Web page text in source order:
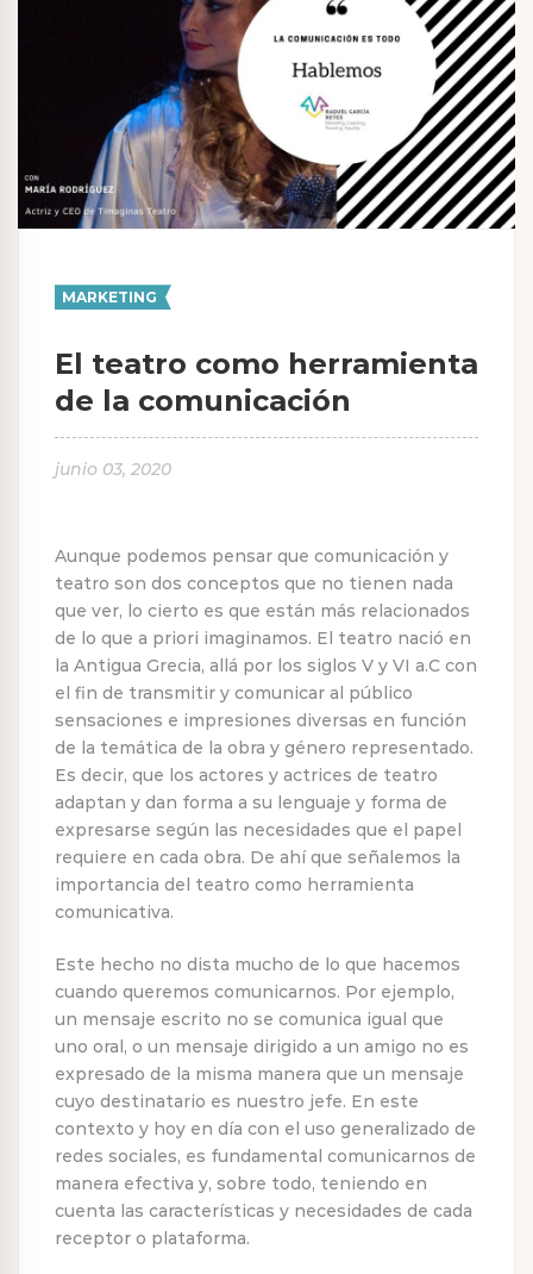
MARKETING
El teatro como herramienta
de la comunicación
junio 03, 2020
Aunque podemos pensar que comunicación y
teatro son dos conceptos que no tienen nada
que ver, lo cierto es que están más relacionados
de lo que a priori imaginamos. El teatro nació en
la Antigua Grecia, allá por los siglos V y VI a.C con
el fin de transmitir y comunicar al público
sensaciones e impresiones diversas en función
de la temática de la obra y género representado.
Es decir, que los actores y actrices de teatro
adaptan y dan forma a su lenguaje y forma de
expresarse según las necesidades que el papel
requiere en cada obra. De ahí que señalemos la
importancia del teatro como herramienta
comunicativa.
Este hecho no dista mucho de lo que hacemos
cuando queremos comunicarnos. Por ejemplo,
un mensaje escrito no se comunica igual que
uno oral, o un mensaje dirigido a un amigo no es
expresado de la misma manera que un mensaje
cuyo destinatario es nuestro jefe. En este
contexto y hoy en día con el uso generalizado de
redes sociales, es fundamental comunicarnos de
manera efectiva y, sobre todo, teniendo en
cuenta las características y necesidades de cada
receptor o plataforma.